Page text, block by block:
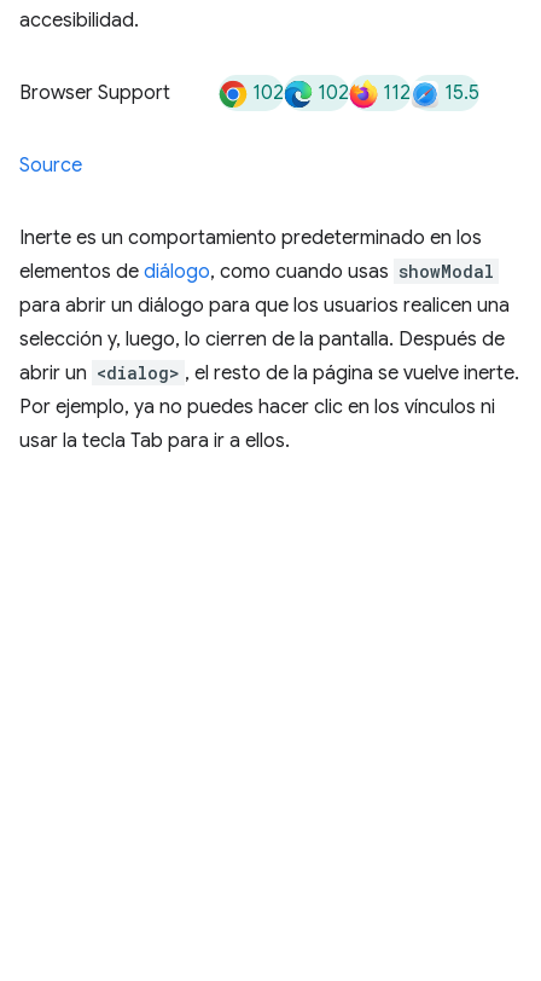
accesibilidad.
Browser Support 102 102 112 15.5
Source
Inerte es un comportamiento predeterminado en los
elementos de diálogo, como cuando usas showModal
para abrir un diálogo para que los usuarios realicen una
selección y, luego, lo cierren de la pantalla. Después de
abrir un <dialog> , el resto de la página se vuelve inerte.
Por ejemplo, ya no puedes hacer clic en los vínculos ni
usar la tecla Tab para ir a ellos.